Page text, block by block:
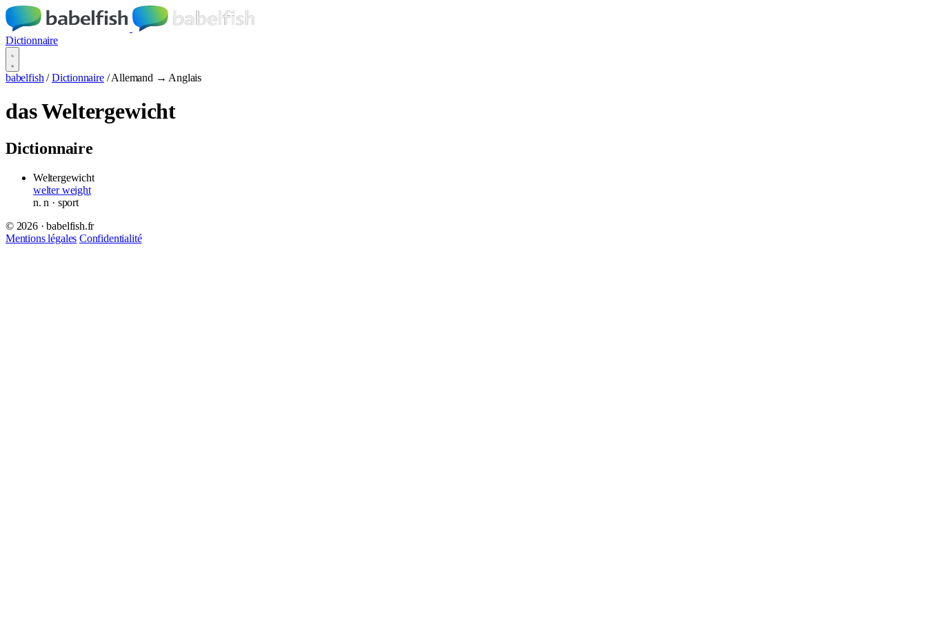
Dictionnaire
babelfish / Dictionnaire / Allemand → Anglais
das Weltergewicht
Dictionnaire
Weltergewicht
welter weight
n.n · sport
© 2026 · babelfish.fr
Mentions légales Confidentialité